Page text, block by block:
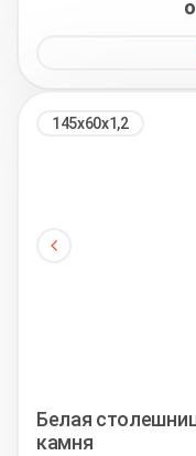
145х60х1,2
Белая
камня